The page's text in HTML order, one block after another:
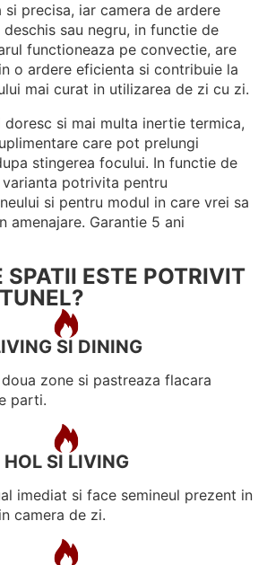
si precisa, iar camera de ardere
sau negru, in functie de
functioneaza pe convectie, are
o ardere eficienta si contribuie la
mai curat in utilizarea de zi cu zi.
doresc si mai multa inertie termica,
care pot prelungi
stingerea focului. In functie de
potrivita pentru
si pentru modul in care vrei sa
amenajare. Garantie 5 ani
SPATII ESTE POTRIVIT
SI DINING
zone si pastreaza flacara
parti.
HOL SI LIVING
imediat si face semineul prezent in
camera de zi.